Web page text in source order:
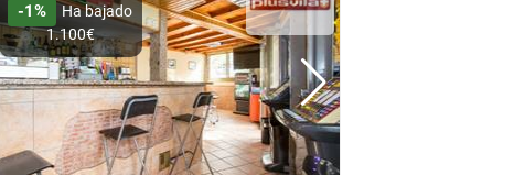
-1%
Ha bajado
1.100€